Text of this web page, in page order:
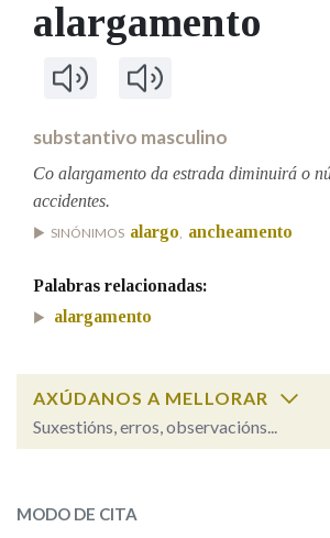
IDENTIDADE
MARCIAL DEL
FIGURAS
PORTAL DAS
Facebook
TwitterYoutubeInstagram
Bluesky
BUSCAR NOS LEMAS
Comeza por
Contén
alargamento
substantivo masculino
Co alargamento da estrada diminuirá o
accidentes.
SINÓNIMOS alargo, ancheamento
Palabras relacionadas:
alargamento
AXÚDANOS A MELLORAR
Suxestións, erros, observacións...
ESCOLLE UNHA OPCIÓN:
MODO DE CITA